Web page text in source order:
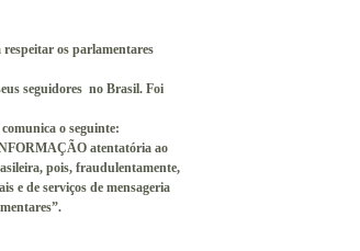
os parlamentares
seguidores no Brasil. Foi
o seguinte:
atentatória ao
pois, fraudulentamente,
e de serviços de mensageria